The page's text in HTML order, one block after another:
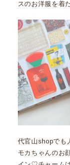
スのお洋服を着
代官山shopでも
モカちゃんのお